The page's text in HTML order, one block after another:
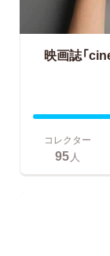
映画誌「
コレクター
95人